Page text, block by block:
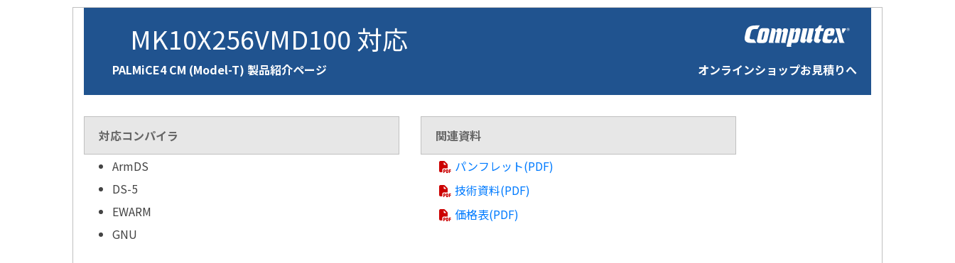
MK10X256VMD100 対応
PALMiCE4 CM (Model-T) 製品紹介ページ オンラインショップお見積りへ
対応コンパイラ
ArmDS
DS-5
EWARM
GNU
関連資料
パンフレット(PDF)
技術資料(PDF)
価格表(PDF)